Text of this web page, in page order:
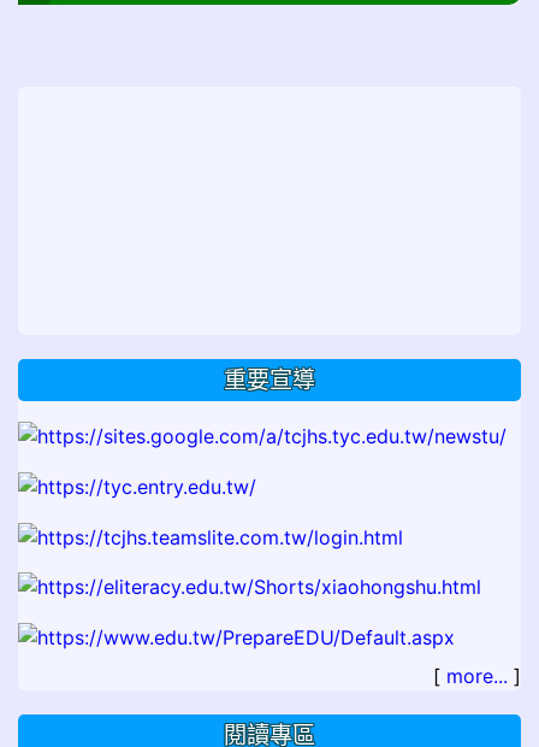
重要宣導
[ more... ]
閱讀專區